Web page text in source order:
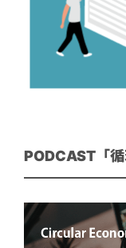
PODCAST「循